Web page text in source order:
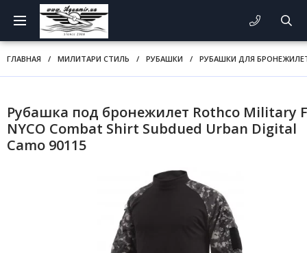
ГЛАВНАЯ / МИЛИТАРИ СТИЛЬ / РУБАШКИ / РУБАШКИ ДЛЯ
Рубашка под бронежилет Rothco Military
NYCO Combat Shirt Subdued Urban Digital
Camo 90115